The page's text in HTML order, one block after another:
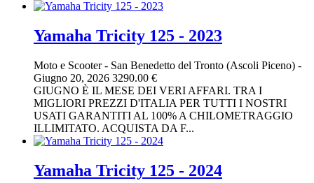
Yamaha Tricity 125 - 2023
Moto e Scooter- San Benedetto del Tronto (Ascoli Piceno) -
Giugno 20, 2026 3290.00 €
GIUGNO È IL MESE DEI VERI AFFARI. TRA I
MIGLIORI PREZZI D'ITALIA PER TUTTI I NOSTRI
USATI GARANTITI AL 100% A CHILOMETRAGGIO
ILLIMITATO. ACQUISTA DA F...
Yamaha Tricity 125 - 2024